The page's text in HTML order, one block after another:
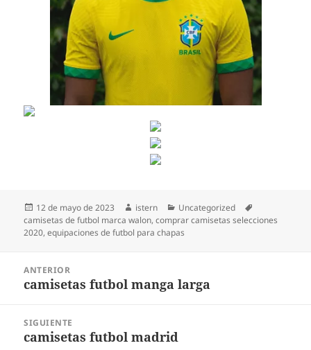
Publicado
el
12 de mayo de 2023 Autor
istern Categorías
Uncategorized
camisetas de futbol marca walon,comprar camisetas selecciones
2020,equipaciones de futbol para chapas
entradas
ANTERIOR
Entrada
camisetas futbol manga larga
SIGUIENTE
Entrada
camisetas futbol madrid